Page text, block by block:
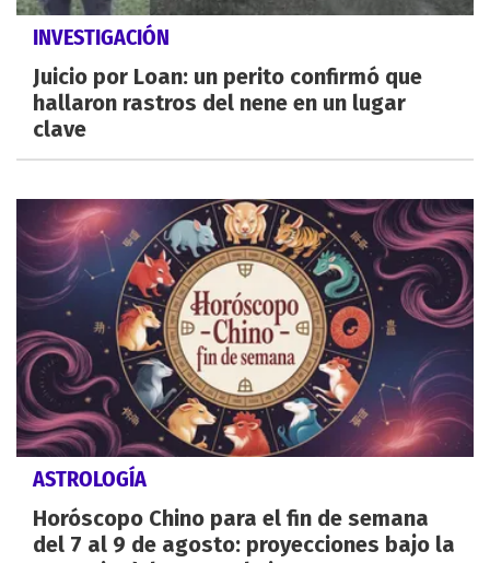
INVESTIGACIÓN
Juicio por Loan: un perito confirmó que
hallaron rastros del nene en un lugar
clave
ASTROLOGÍA
Horóscopo Chino para el fin de semana
del 7 al 9 de agosto: proyecciones bajo la